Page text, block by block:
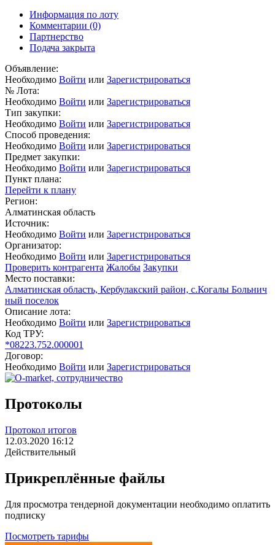
Информация по лоту
Комментарии (0)
Партнерство
Подача закрыта
Объявление:
Необходимо Войти или Зарегистрироваться
№ Лота:
Необходимо Войти или Зарегистрироваться
Тип закупки:
Необходимо Войти или Зарегистрироваться
Способ проведения:
Необходимо Войти или Зарегистрироваться
Предмет закупки:
Необходимо Войти или Зарегистрироваться
Пункт плана:
Перейти к плану
Регион:
Алматинская область
Источник:
Необходимо Войти или Зарегистрироваться
Организатор:
Необходимо Войти или Зарегистрироваться
Проверить контрагента Жалобы Закупки
Место поставки:
Алматинская область, Кербулакский район, с.Когалы Больнич
ный поселок
Описание лота:
Необходимо Войти или Зарегистрироваться
Код ТРУ:
*08223.752.000001
Договор:
Необходимо Войти или Зарегистрироваться
Протоколы
Протокол итогов
12.03.2020 16:12
Действительный
Прикреплённые файлы
Для просмотра тендерной документации необходимо оплатить
подписку
Посмотреть тарифы